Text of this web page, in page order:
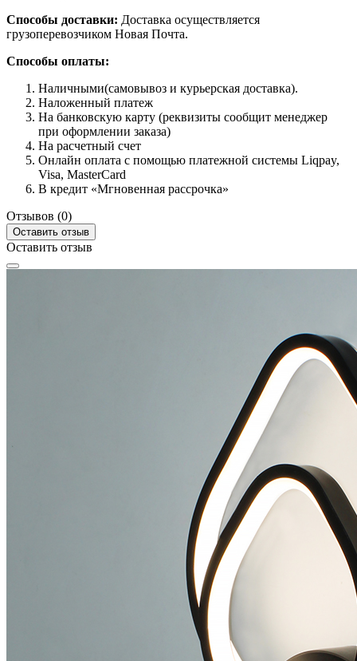
Способы доставки: Доставка осуществляется
грузоперевозчиком Новая Почта.
Способы оплаты:
Наличными(самовывоз и курьерская доставка).
Наложенный платеж
На банковскую карту (реквизиты сообщит менеджер
при оформлении заказа)
На расчетный счет
Онлайн оплата с помощью платежной системы Liqpay,
Visa, MasterCard
В кредит «Мгновенная рассрочка»
Отзывов (0)
Оставить отзыв
Оставить отзыв